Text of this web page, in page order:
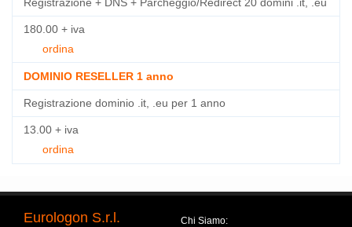
180.00 + iva
ordina
DOMINIO RESELLER 1 anno
Registrazione dominio .it, .eu per 1 anno
13.00 + iva
ordina
Eurologon S.r.l. Chi Siamo: